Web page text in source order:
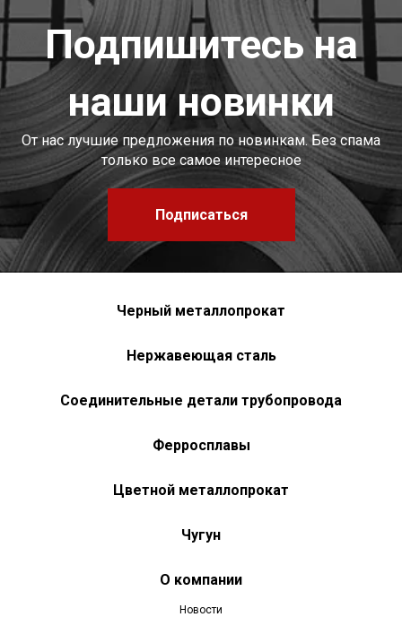
Подпишитесь на
наши новинки
От нас лучшие предложения по новинкам. Без спама
только все самое интересное
Подписаться
Черный металлопрокат
Нержавеющая сталь
Соединительные детали трубопровода
Ферросплавы
Цветной металлопрокат
Чугун
О компании
Новости